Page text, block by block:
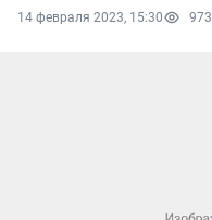
14 февраля 2023, 15:30 973